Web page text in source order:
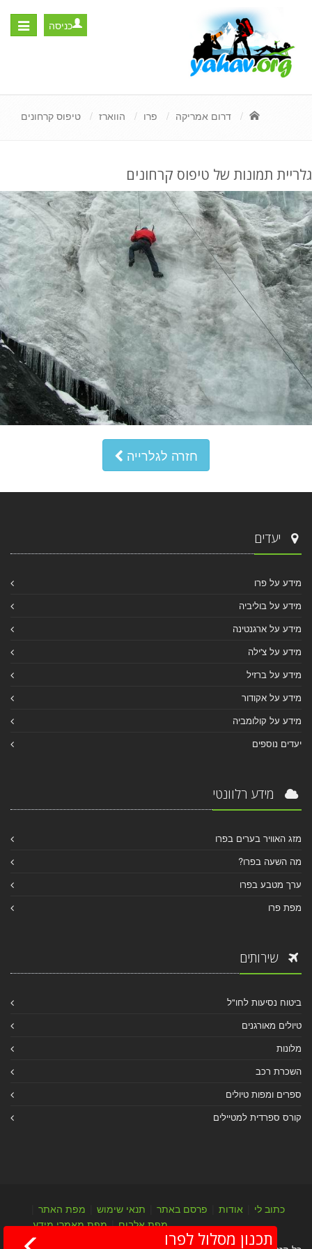
Toggle
כניסה
דרום אמריקה פרו הווארז טיפוס קרחונים
גלריית תמונות של טיפוס קרחונים
חזרה לגלרייה
יעדים
מידע על פרו
מידע על בוליביה
מידע על ארגנטינה
מידע על צ'ילה
מידע על ברזיל
מידע על אקודור
מידע על קולומביה
יעדים נוספים
מידע רלוונטי
מזג האוויר בערים בפרו
מה השעה בפרו?
ערך מטבע בפרו
מפת פרו
שירותים
ביטוח נסיעות לחו"ל
טיולים מאורגנים
מלונות
השכרת רכב
ספרים ומפות טיולים
קורס ספרדית למטיילים
כתוב לי אודות פרסם באתר תנאי שימוש מפת האתר
מפת אלבום|מפת מאמרי מידע
תכנון מסלול לפרו